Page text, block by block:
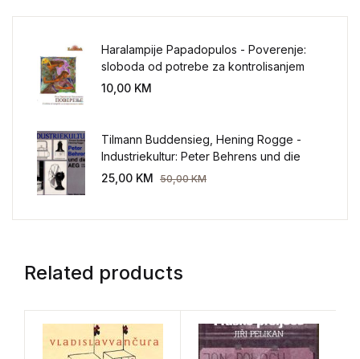
Haralampije Papadopulos - Poverenje:
sloboda od potrebe za kontrolisanjem
sveta
10,00 KM
Tilmann Buddensieg, Hening Rogge -
Industriekultur: Peter Behrens und die
AEG 1907-1914.
25,00 KM 50,00KM
Related products